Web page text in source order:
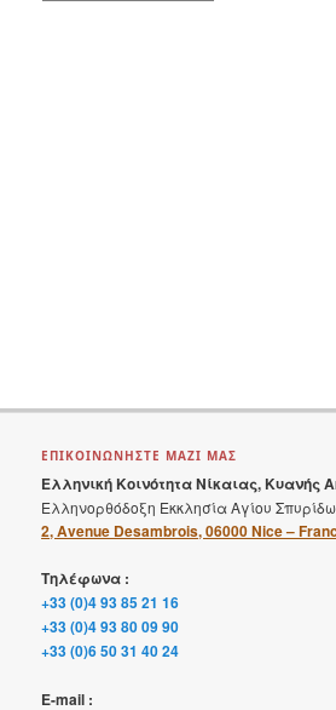
ΕΠΙΚΟΙΝΩΝΗΣΤΕ ΜΑΖΙ ΜΑΣ
Ελληνική Κοινότητα Νίκαιας, Κυανής
Ελληνορθόδοξη Εκκλησία Αγίου
2, Avenue Desambrois, 06000 Nice –
Τηλέφωνα :
+33 (0)4 93 85 21 16
+33 (0)4 93 80 09 90
+33 (0)6 50 31 40 24
E-mail :